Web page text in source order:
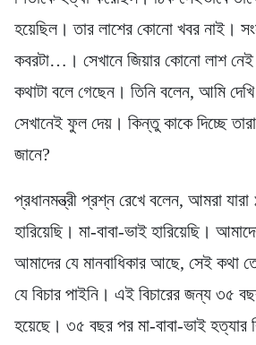
হয়েছিল। তার লাশের কোনো খবর নাই।
কবরটা…। সেখানে জিয়ার কোনো লাশ
কথাটা বলে গেছেন। তিনি বলেন, আমি দেখি
সেখানেই ফুল দেয়। কিন্তু কাকে দিচ্ছে
জানে?
প্রধানমন্ত্রী প্রশ্ন রেখে বলেন, আমরা
হারিয়েছি। মা-বাবা-ভাই হারিয়েছি।
আমাদের যে মানবাধিকার আছে, সেই কথা
যে বিচার পাইনি। এই বিচারের জন্য ৩৫
হয়েছে। ৩৫ বছর পর মা-বাবা-ভাই হত্যার